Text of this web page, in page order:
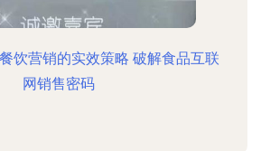
饮营销的实效策略 破解食品互联
网销售密码